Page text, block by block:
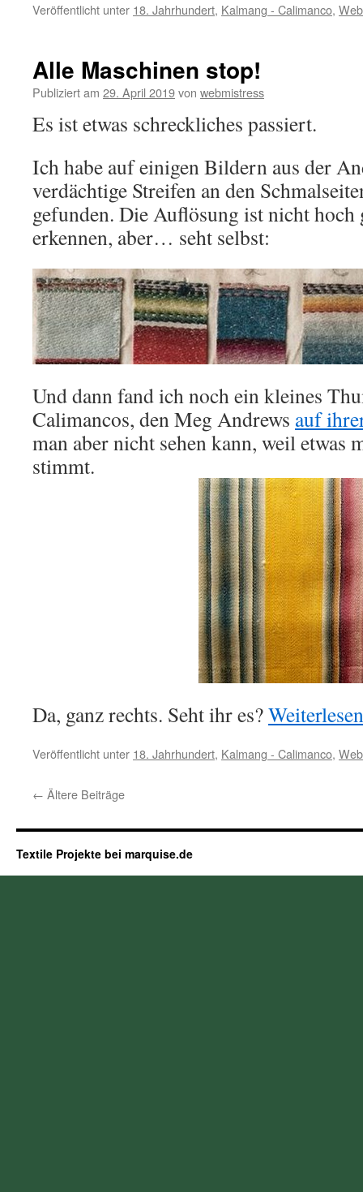
Veröffentlicht unter 18. Jahrhundert, Kalmang - Calimanco,
Alle Maschinen stop!
Publiziert am 29. April 2019von webmistress
Es ist etwas schreckliches passiert.
Ich habe auf einigen Bildern aus der
verdächtige Streifen an den
gefunden. Die Auflösung ist nicht hoch
erkennen, aber… seht selbst:
Und dann fand ich noch ein kleines
Calimancos, den Meg Andrews auf
man aber nicht sehen kann, weil etwas
stimmt.
Da, ganz rechts. Seht ihr es?
Veröffentlicht unter 18. Jahrhundert, Kalmang - Calimanco,
← Ältere Beiträge
Textile Projekte bei marquise.de